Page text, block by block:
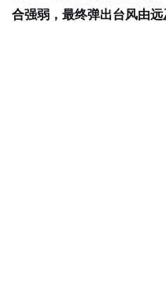
合强弱，最终弹出台风由远